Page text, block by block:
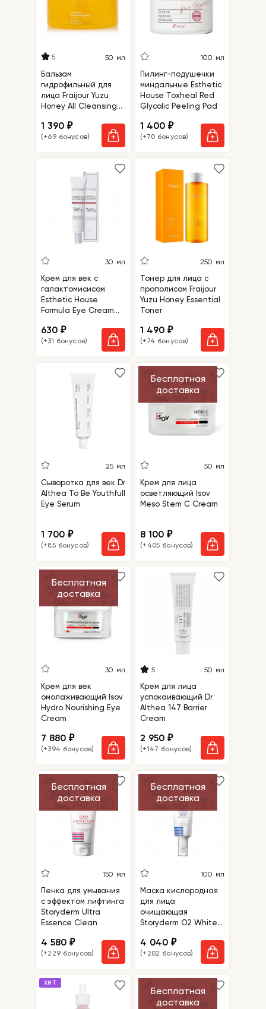
5 50 мл
Бальзам
гидрофильный для
лица Fraijour Yuzu
Honey All Cleansing
1 390₽
(+69 бонусов)
100 мл
Пилинг-подушечки
миндальные Esthetic
House Toxheal Red
Glycolic Peeling Pad
1 400₽
(+70 бонусов)
30 мл
Крем для век с
галактомисисом
Esthetic House
Formula Eye Cream
630₽
(+31 бонусов)
250 мл
Тонер для лица с
прополисом Fraijour
Yuzu Honey Essential
Toner
1 490₽
(+74 бонусов)
25 мл
Сыворотка для век Dr
Althea To Be Youthfull
Eye Serum
1 700₽
(+85 бонусов)
Бесплатная
доставка
50 мл
Крем для лица
осветляющий Isov
Meso Stem C Cream
8 100₽
(+405 бонусов)
Бесплатная
доставка
30 мл
Крем для век
омолаживающий Isov
Hydro Nourishing Eye
Cream
7 880₽
(+394 бонусов)
5 50 мл
Крем для лица
успокаивающий Dr
Althea 147 Barrier
Cream
2 950₽
(+147 бонусов)
Бесплатная
доставка
150 мл
Пенка для умывания
с эффектом лифтинга
Storyderm Ultra
Essence Clean
4 580₽
(+229 бонусов)
Бесплатная
доставка
100 мл
Маска кислородная
для лица
очищающая
Storyderm O2 White
4 040₽
(+202 бонусов)
ХИТ
Бесплатная
доставка